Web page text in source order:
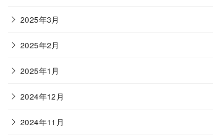
2025年3月
2025年2月
2025年1月
2024年12月
2024年11月